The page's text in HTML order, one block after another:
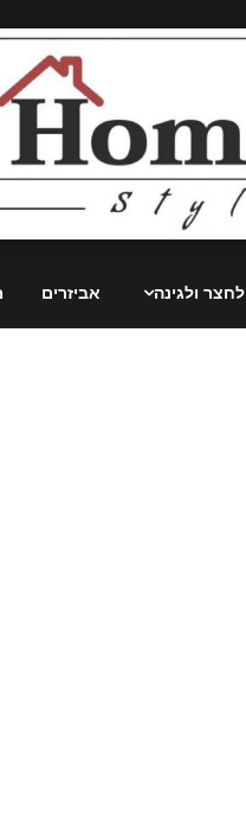
לחצר ולגינה אביזרים